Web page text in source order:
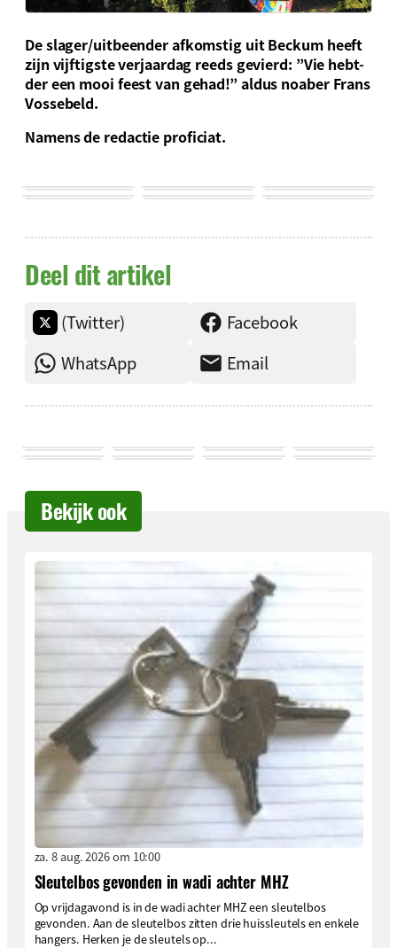
De slager/uitbeender afkomstig uit Beckum heeft
zijn vijftigste verjaardag reeds gevierd: ”Vie hebt-
der een mooi feest van gehad!” aldus noaber Frans
Vossebeld.
Namens de redactie proficiat.
Deel dit artikel
(Twitter)
Facebook
WhatsApp
Email
Bekijk ook
za. 8 aug. 2026 om 10:00
Sleutelbos gevonden in wadi achter MHZ
Op vrijdagavond is in de wadi achter MHZ een sleutelbos
gevonden. Aan de sleutelbos zitten drie huissleutels en enkele
hangers. Herken je de sleutels op...